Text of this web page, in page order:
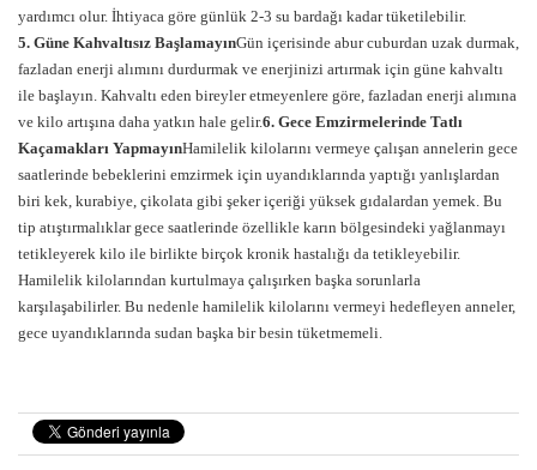
yardımcı olur. İhtiyaca göre günlük 2-3 su bardağı kadar tüketilebilir.
5. Güne Kahvaltısız BaşlamayınGün içerisinde abur cuburdan uzak durmak,
fazladan enerji alımını durdurmak ve enerjinizi artırmak için güne kahvaltı
ile başlayın. Kahvaltı eden bireyler etmeyenlere göre, fazladan enerji alımına
ve kilo artışına daha yatkın hale gelir.6. Gece Emzirmelerinde Tatlı
Kaçamakları YapmayınHamilelik kilolarını vermeye çalışan annelerin gece
saatlerinde bebeklerini emzirmek için uyandıklarında yaptığı yanlışlardan
biri kek, kurabiye, çikolata gibi şeker içeriği yüksek gıdalardan yemek. Bu
tip atıştırmalıklar gece saatlerinde özellikle karın bölgesindeki yağlanmayı
tetikleyerek kilo ile birlikte birçok kronik hastalığı da tetikleyebilir.
Hamilelik kilolarından kurtulmaya çalışırken başka sorunlarla
karşılaşabilirler. Bu nedenle hamilelik kilolarını vermeyi hedefleyen anneler,
gece uyandıklarında sudan başka bir besin tüketmemeli.